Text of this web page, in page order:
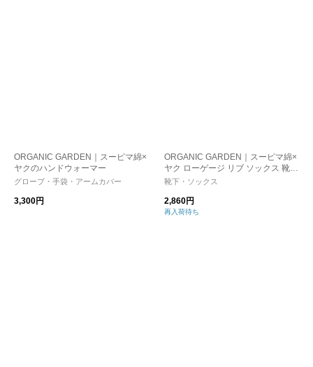
ORGANIC GARDEN｜スーピマ綿×
ヤクのハンドウォーマー
グローブ・手袋・アームカバー
3,300円
ORGANIC GARDEN｜スーピマ綿×
ヤク ローゲージ リブ ソックス 靴下
8-0042-ms
靴下・ソックス
2,860円
再入荷待ち